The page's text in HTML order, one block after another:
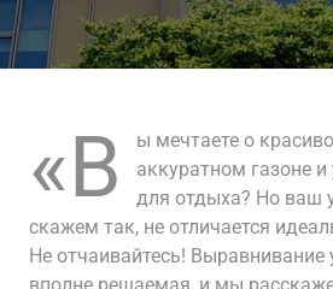
«В
ы мечтаете о
аккуратном газоне
для отдыха? Но ваш
скажем так, не отличается
Не отчаивайтесь! Выравнивание